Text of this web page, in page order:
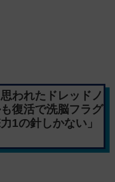
われたドレッドノ
復活で洗脳フラグ
1の針しかない」